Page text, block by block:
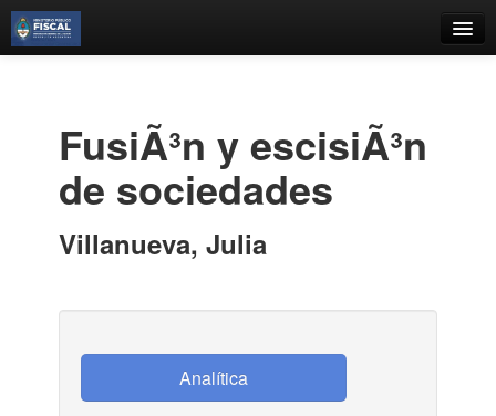
Estantes Virtuales
Iniciar sesión
FusiÃ³n y escisiÃ³n
de sociedades
Villanueva, Julia